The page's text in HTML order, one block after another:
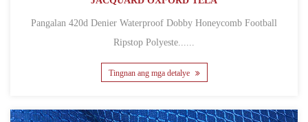
Pangalan 420d Denier Waterproof Dobby Honeycomb Football
Ripstop Polyeste......
Tingnan ang mga detalye